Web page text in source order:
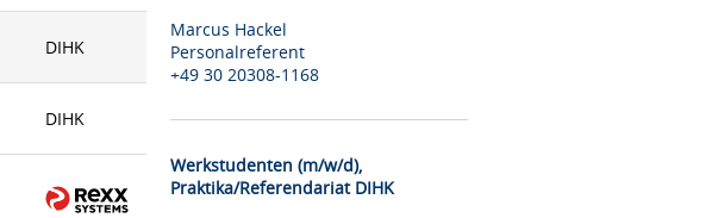
DIHK
DIHK
Marcus Hackel
Personalreferent
+49 30 20308-1168
Werkstudenten (m/w/d),
Praktika/Referendariat DIHK